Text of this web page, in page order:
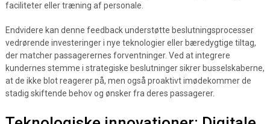
faciliteter eller træning af personale.
Endvidere kan denne feedback understøtte beslutningsprocesser
vedrørende investeringer i nye teknologier eller bæredygtige tiltag,
der matcher passagerernes forventninger. Ved at integrere
kundernes stemme i strategiske beslutninger sikrer busselskaberne,
at de ikke blot reagerer på, men også proaktivt imødekommer de
stadig skiftende behov og ønsker fra deres passagerer.